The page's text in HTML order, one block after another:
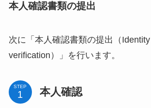
本人確認書類の提出
次に「本人確認書類の提出（Identity
verification）」を行います。
STEP 本人確認